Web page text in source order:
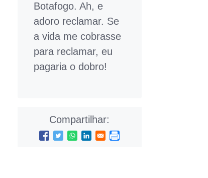
Botafogo. Ah, e
adoro reclamar. Se
a vida me cobrasse
para reclamar, eu
pagaria o dobro!
Compartilhar: